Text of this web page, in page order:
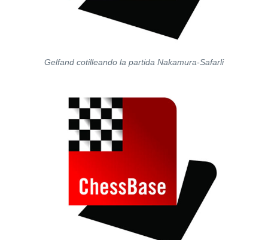
Gelfand cotilleando la partida Nakamura-Safarli